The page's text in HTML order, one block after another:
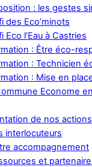
: les gestes
des Eco’minots
Eco l’Eau à Castries
: Être éco-
: Technicien
: Mise en
Econome
de nos actions
interlocuteurs
accompagnement
et